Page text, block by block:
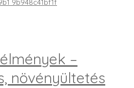
–
növényültetés